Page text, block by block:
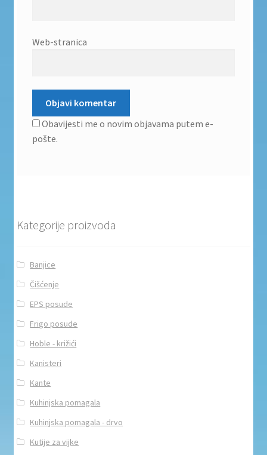
Web-stranica
Obavijesti me o novim objavama putem e-
pošte.
Kategorije proizvoda
Banjice
Čišćenje
EPS posude
Frigo posude
Hoble - križići
Kanisteri
Kante
Kuhinjska pomagala
Kuhinjska pomagala - drvo
Kutije za vijke